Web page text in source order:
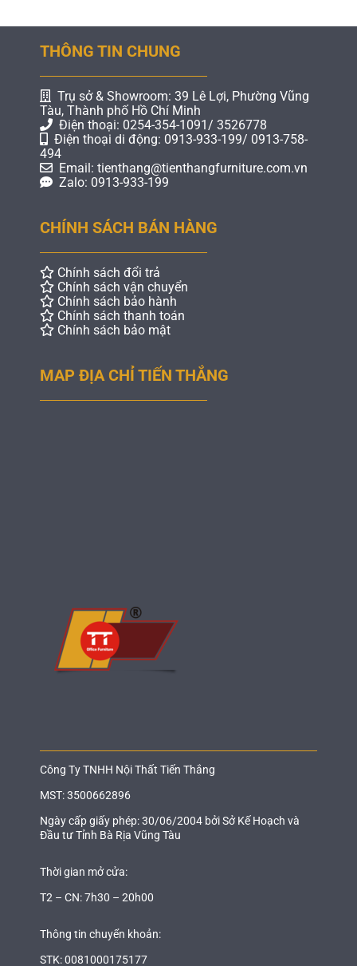
THÔNG TIN CHUNG
Trụ sở & Showroom: 39 Lê Lợi, Phường Vũng
Tàu, Thành phố Hồ Chí Minh
Điện thoại: 0254-354-1091/ 3526778
Điện thoại di động: 0913-933-199/ 0913-758-
494
Email: tienthang@tienthangfurniture.com.vn
Zalo: 0913-933-199
CHÍNH SÁCH BÁN HÀNG
Chính sách đổi trả
Chính sách vận chuyển
Chính sách bảo hành
Chính sách thanh toán
Chính sách bảo mật
MAP ĐỊA CHỈ TIẾN THẮNG
Công Ty TNHH Nội Thất Tiến Thắng
MST: 3500662896
Ngày cấp giấy phép: 30/06/2004 bởi Sở Kế Hoạch và
Đầu tư Tỉnh Bà Rịa Vũng Tàu
Thời gian mở cửa:
T2 – CN: 7h30 – 20h00
Thông tin chuyển khoản:
STK: 0081000175177